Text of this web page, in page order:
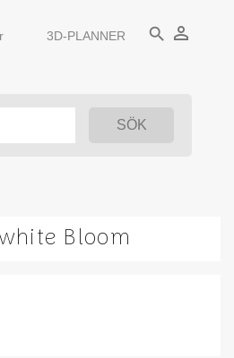
3D-PLANNER search person_outline
Bloom